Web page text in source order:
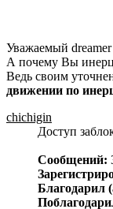
Уважаемый
А почему Вы
Ведь своим
движении по
chichigin
Доступ
Сообщений:
Благодарил